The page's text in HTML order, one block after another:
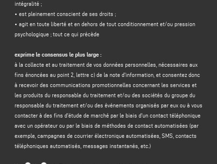
2. DONNÉES À CARACTÈRE PERSONNEL TRAITÉES, FINALITÉ DU TRAITEMENT
ET BASE JURIDIQUE
Le contrôleur traitera vos données personnelles d'identification et de contact
province, état, adresse électronique, numéro de téléphone) directement
fournies par vous en remplissant le formulaire de collecte de données dans la
section "
CONTACTS"
sur le site Web du contrôleur (www.emmegi.com, le
"site").
Le contrôleur a l'intention de traiter vos données à caractère personnel dans
répondre à votre message ou à votre demande d'informations
soumis par
le biais de ce formulaire, par exemple pour obtenir des informations sur les
produits ou services offerts (y compris l'envoi d'invitations gratuites et de
intégralité ;
• est pleinement conscient de ses droits ;
• agit en toute liberté et en dehors de tout conditionnement et/ou pression
psychologique ; tout ce qui précède
exprime le consensus le plus large :
à la collecte et au traitement de vos données personnelles, nécessaires aux
fins énoncées au point 2, lettre c) de la note d'information, et consentez donc
à recevoir des communications promotionnelles concernant les services et
les produits du responsable du traitement et/ou des sociétés du groupe du
responsable du traitement et/ou des événements organisés par eux ou à vous
contacter à des fins d'étude de marché par le biais d'un contact téléphonique
avec un opérateur ou par le biais de méthodes de contact automatisées (par
exemple, campagnes de courrier électronique automatisées, SMS, contacts
téléphoniques automatisés, messages instantanés, etc.)